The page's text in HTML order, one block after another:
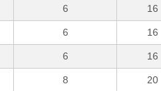
6 16
6 16
6 16
8 20